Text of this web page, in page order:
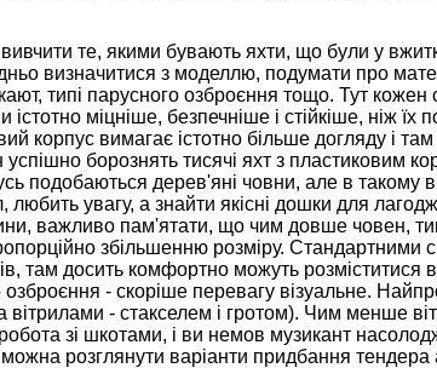
те, якими бувають яхти, що були у
визначитися з моделлю, подумати про
типі парусного озброєння тощо. Тут
міцніше, безпечніше і стійкіше, ніж їх
корпус вимагає істотно більше догляду і
борознять тисячі яхт з пластиковим
подобаються дерев'яні човни, але в такому
увагу, а знайти якісні дошки для
важливо пам'ятати, що чим довше човен, тим
збільшенню розміру. Стандартними
там досить комфортно можуть розміститися
- скоріше перевагу візуальне.
- стакселем і гротом). Чим менше
зі шкотами, і ви немов музикант
можна розглянути варіанти придбання тендера